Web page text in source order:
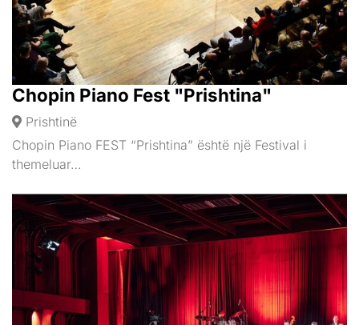
Chopin Piano Fest "Prishtina"
Prishtinë
Chopin Piano FEST “Prishtina” është një Festival i
themeluar…